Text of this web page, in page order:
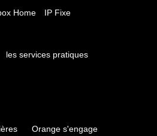
Home IP Fixe
les services pratiques
Orange s'engage